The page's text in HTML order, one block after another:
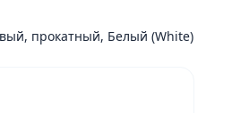
прокатный, Белый (White)